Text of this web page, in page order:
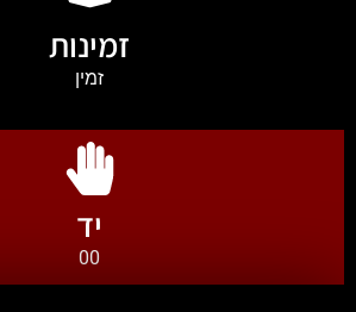
זמינות
זמין
יד
00